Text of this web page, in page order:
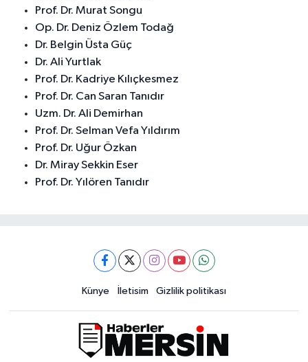
Prof. Dr. Murat Songu
Op. Dr. Deniz Özlem Todağ
Dr. Belgin Üsta Güç
Dr. Ali Yurtlak
Prof. Dr. Kadriye Kılıçkesmez
Prof. Dr. Can Saran Tanıdır
Uzm. Dr. Ali Demirhan
Prof. Dr. Selman Vefa Yıldırım
Prof. Dr. Uğur Özkan
Dr. Miray Sekkin Eser
Prof. Dr. Yılören Tanıdır
Künye İletisim Gizlilik politikası